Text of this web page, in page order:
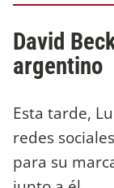
David
argentino
Esta tarde,
redes
para su